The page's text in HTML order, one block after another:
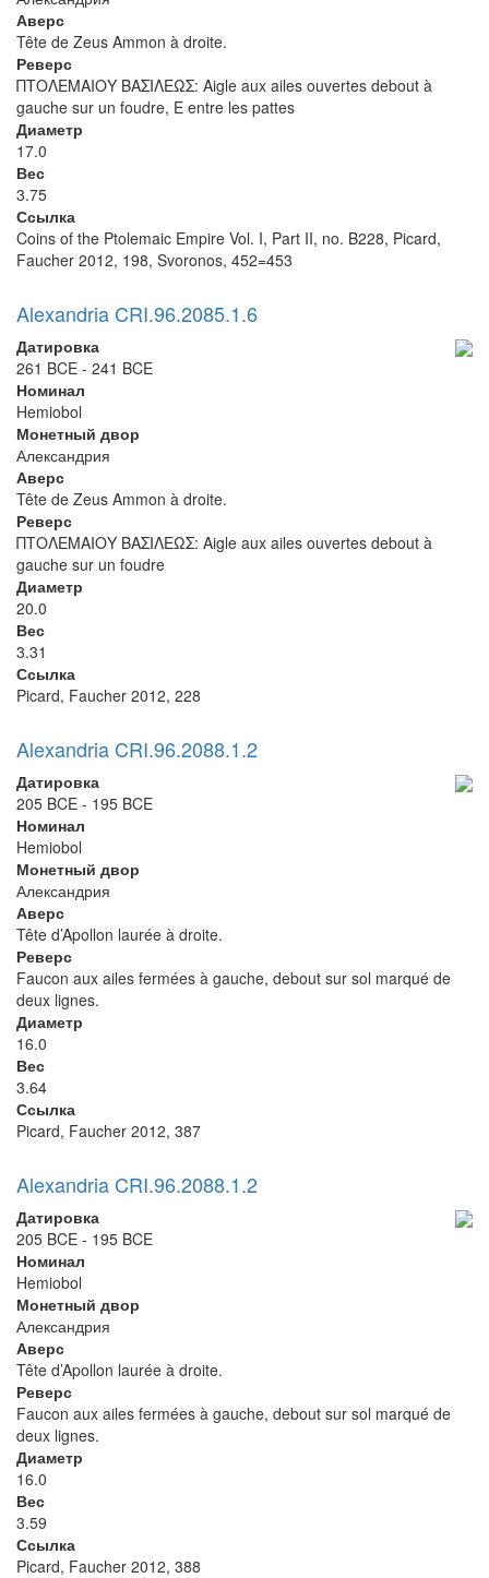
Аверс
Tête de Zeus Ammon à droite.
Реверс
ΠΤΟΛΕΜΑΙΟΥ ΒΑΣΙΛΕΩΣ: Aigle aux ailes ouvertes debout à
gauche sur un foudre, E entre les pattes
Диаметр
17.0
Вес
3.75
Ссылка
Coins of the Ptolemaic Empire Vol. I, Part II, no. B228, Picard,
Faucher 2012, 198, Svoronos, 452=453
Alexandria CRI.96.2085.1.6
Датировка
261 BCE - 241 BCE
Номинал
Hemiobol
Монетный двор
Александрия
Аверс
Tête de Zeus Ammon à droite.
Реверс
ΠΤΟΛΕΜΑΙΟΥ ΒΑΣΙΛΕΩΣ: Aigle aux ailes ouvertes debout à
gauche sur un foudre
Диаметр
20.0
Вес
3.31
Ссылка
Picard, Faucher 2012, 228
Alexandria CRI.96.2088.1.2
Датировка
205 BCE - 195 BCE
Номинал
Hemiobol
Монетный двор
Александрия
Аверс
Tête d’Apollon laurée à droite.
Реверс
Faucon aux ailes fermées à gauche, debout sur sol marqué de
deux lignes.
Диаметр
16.0
Вес
3.64
Ссылка
Picard, Faucher 2012, 387
Alexandria CRI.96.2088.1.2
Датировка
205 BCE - 195 BCE
Номинал
Hemiobol
Монетный двор
Александрия
Аверс
Tête d’Apollon laurée à droite.
Реверс
Faucon aux ailes fermées à gauche, debout sur sol marqué de
deux lignes.
Диаметр
16.0
Вес
3.59
Ссылка
Picard, Faucher 2012, 388